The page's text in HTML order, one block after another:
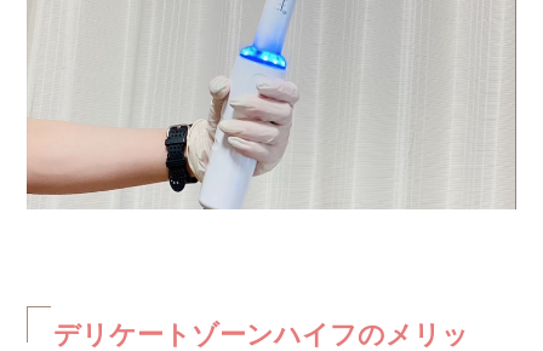
デリケートゾーンハイフのメリッ